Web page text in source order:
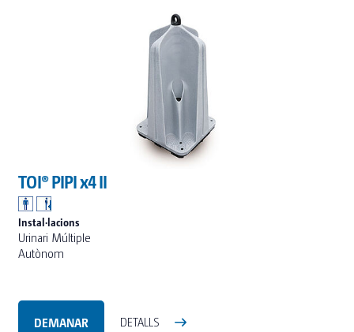
TOI® PIPI x4 II
Instal·lacions
Urinari Múltiple
Autònom
DEMANAR DETALLS